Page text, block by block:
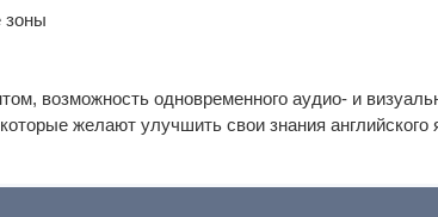
зоны
возможность одновременного аудио- и
желают улучшить свои знания английского